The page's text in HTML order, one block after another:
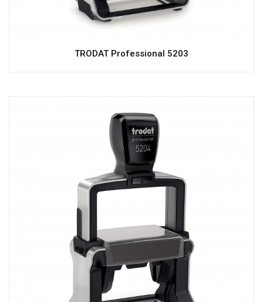
TRODAT Professional 5203